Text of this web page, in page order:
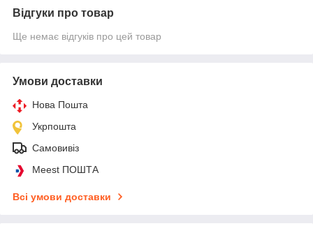
Відгуки про товар
Ще немає відгуків про цей товар
Умови доставки
Нова Пошта
Укрпошта
Самовивіз
Meest ПОШТА
Всі умови доставки